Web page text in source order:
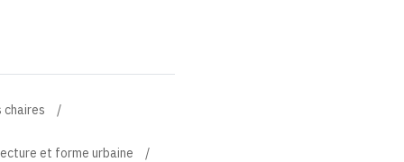
chaires
et forme urbaine